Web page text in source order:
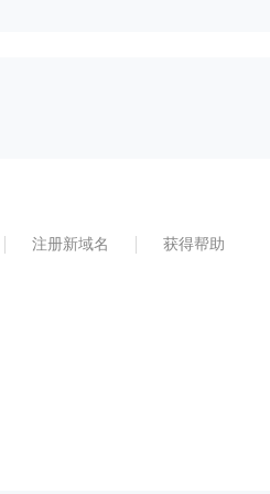
注册新域名 获得帮助